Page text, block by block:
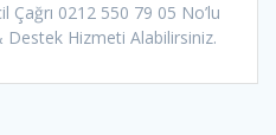
Çağrı 0212 550 79 05 No’lu
Hizmeti Alabilirsiniz.